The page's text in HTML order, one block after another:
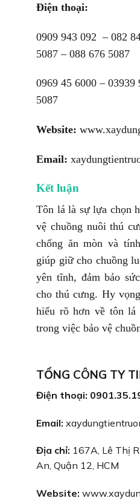
Điện thoại:
0909 943 092 – 082
5087 – 088 676 5087
0969 45 6000 – 03939
5087
Website:
Email:
Kết luận
Tôn lá là sự lựa chọn
vệ chuồng nuôi thú
chống ăn mòn và
giúp giữ cho chuồng
yên tĩnh, đảm bảo
cho thú cưng. Hy
hiểu rõ hơn về tôn lá
trong việc bảo vệ
TỔNG CÔNG TY
Điện thoại:
Email:
Địa chỉ: 167A, Lê Thị
An, Quận 12, HCM
Website: